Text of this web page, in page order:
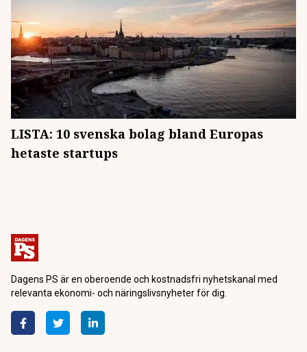
LISTA: 10 svenska bolag bland Europas
hetaste startups
Dagens PS är en oberoende och kostnadsfri nyhetskanal med
relevanta ekonomi- och näringslivsnyheter för dig.